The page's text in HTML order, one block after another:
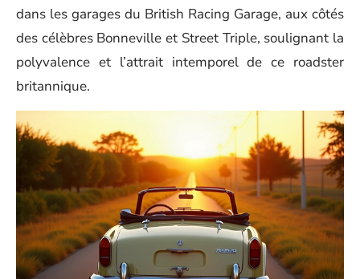
dans les garages du British Racing Garage, aux côtés
des célèbres Bonneville et Street Triple, soulignant la
polyvalence et l’attrait intemporel de ce roadster
britannique.